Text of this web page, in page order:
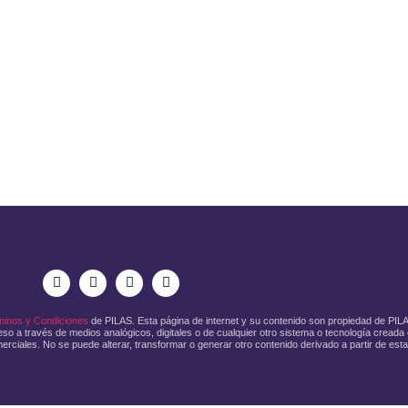
y Condiciones de PILAS. Esta página de internet y su contenido son propiedad de
a través de medios analógicos, digitales o de cualquier otro sistema o tecnología
No se puede alterar, transformar o generar otro contenido derivado a partir de